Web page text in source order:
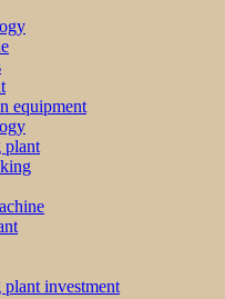
equipment
plant
investment